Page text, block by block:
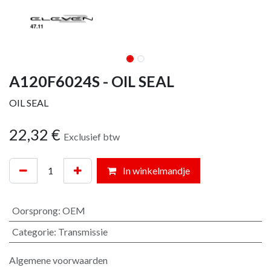
A120F6024S - OIL SEAL
OIL SEAL
22,32 € Exclusief btw
In winkelmandje
Oorsprong: OEM
Categorie: Transmissie
Algemene voorwaarden